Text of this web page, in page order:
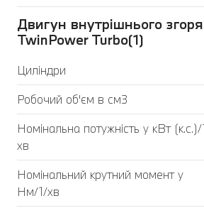
Двигун внутрішнього
TwinPower Turbo(1)
Циліндри
Робочий об'єм в см3
Номінальна потужність у кВт
хв
Номінальний крутний момент у
Нм/1/хв